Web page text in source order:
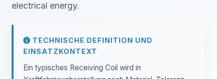
electrical energy.
TECHNISCHE DEFINITION UND
EINSATZKONTEXT
Ein typisches Receiving Coil wird in